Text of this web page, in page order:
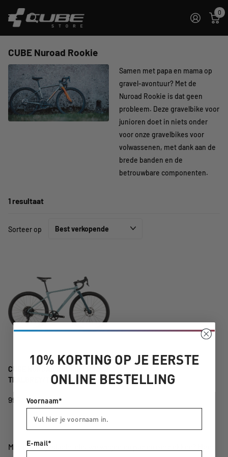
0
CUBE Nuroad Rookie
Samen met papa en mama op
gravel-avontuur? Met de
Nuroad Rookie is dat geen
probleem. Deze gravelbike voor
junioren doet in niets onder
voor onze gravelbikes voor
volwassenen, met dank aan de
brede banden en de
betrouwbare componenten.
1 resultaat
Sorteer op
CUBE NUROAD ROOKIE PRO
TEALGREY/TEAL
999,-
Met het nageslacht nieuwe wegen en paden ontdekken? Moet
10% KORTING OP JE EERSTE
ONLINE BESTELLING
Voornaam*
E-mail*